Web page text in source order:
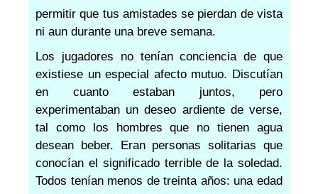
permitir que tus amistades se pierdan de vista
ni aun durante una breve semana.
Los jugadores no tenían conciencia de que
existiese un especial afecto mutuo. Discutían
en cuanto estaban juntos, pero
experimentaban un deseo ardiente de verse,
tal como los hombres que no tienen agua
desean beber. Eran personas solitarias que
conocían el significado terrible de la soledad.
Todos tenían menos de treinta años: una edad